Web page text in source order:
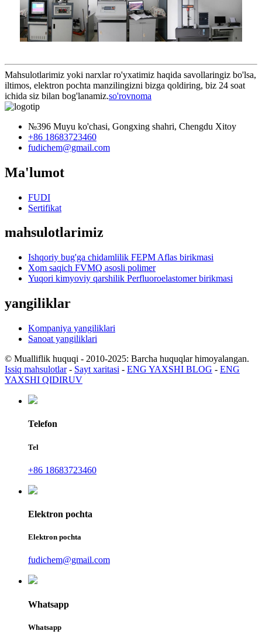
Mahsulotlarimiz yoki narxlar ro'yxatimiz haqida savollaringiz bo'lsa,
iltimos, elektron pochta manzilingizni bizga qoldiring, biz 24 soat
ichida siz bilan bog'lanamiz.so'rovnoma
№396 Muyu ko'chasi, Gongxing shahri, Chengdu Xitoy
+86 18683723460
fudichem@gmail.com
Ma'lumot
FUDI
Sertifikat
mahsulotlarimiz
Ishqoriy bug'ga chidamlilik FEPM Aflas birikmasi
Xom saqich FVMQ asosli polimer
Yuqori kimyoviy qarshilik Perfluoroelastomer birikmasi
yangiliklar
Kompaniya yangiliklari
Sanoat yangiliklari
© Mualliflik huquqi - 2010-2025: Barcha huquqlar himoyalangan.
Issiq mahsulotlar- Sayt xaritasi - ENG YAXSHI BLOG - ENG
YAXSHI QIDIRUV
Telefon
Tel
+86 18683723460
Elektron pochta
Elektron pochta
fudichem@gmail.com
Whatsapp
Whatsapp